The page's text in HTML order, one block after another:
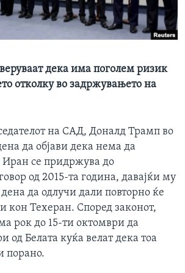
дека има поголем ризик
отколку во задржувањето на
на САД, Доналд Трамп во
да објави дека нема да
се придржува до
од 2015-та година, давајќи му
да одлучи дали повторно ќе
кон Техеран. Според законот,
рок до 15-ти октомври да
од Белата куќа велат дека тоа
порано.